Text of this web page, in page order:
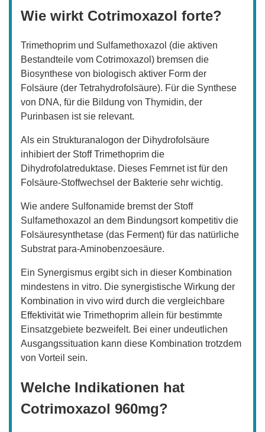
Wie wirkt Cotrimoxazol forte?
Trimethoprim und Sulfamethoxazol (die aktiven
Bestandteile vom Cotrimoxazol) bremsen die
Biosynthese von biologisch aktiver Form der
Folsäure (der Tetrahydrofolsäure). Für die Synthese
von DNA, für die Bildung von Thymidin, der
Purinbasen ist sie relevant.
Als ein Strukturanalogon der Dihydrofolsäure
inhibiert der Stoff Trimethoprim die
Dihydrofolatreduktase. Dieses Femrnet ist für den
Folsäure-Stoffwechsel der Bakterie sehr wichtig.
Wie andere Sulfonamide bremst der Stoff
Sulfamethoxazol an dem Bindungsort kompetitiv die
Folsäuresynthetase (das Ferment) für das natürliche
Substrat para-Aminobenzoesäure.
Ein Synergismus ergibt sich in dieser Kombination
mindestens in vitro. Die synergistische Wirkung der
Kombination in vivo wird durch die vergleichbare
Effektivität wie Trimethoprim allein für bestimmte
Einsatzgebiete bezweifelt. Bei einer undeutlichen
Ausgangssituation kann diese Kombination trotzdem
von Vorteil sein.
Welche Indikationen hat
Cotrimoxazol 960mg?